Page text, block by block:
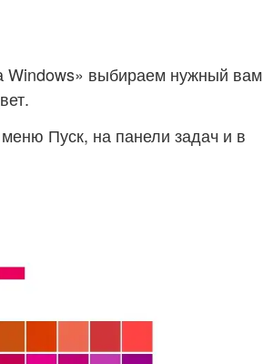
Windows» выбираем нужный вам
Пуск, на панели задач и в